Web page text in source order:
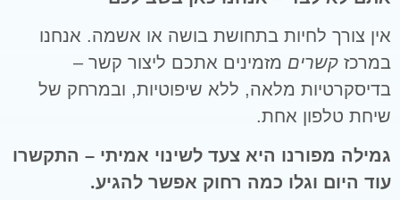
אין צורך לחיות בתחושת בושה או אשמה. אנחנו
במרכז קשרים מזמינים אתכם ליצור קשר –
בדיסקרטיות מלאה, ללא שיפוטיות, ובמרחק של
שיחת טלפון אחת.
גמילה מפורנו היא צעד לשינוי אמיתי – התקשרו
עוד היום וגלו כמה רחוק אפשר להגיע.